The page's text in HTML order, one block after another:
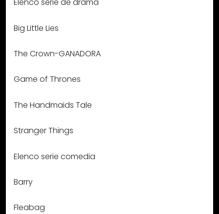
Elenco serie de drama
Big Little Lies
The Crown-GANADORA
Game of Thrones
The Handmaids Tale
Stranger Things
Elenco serie comedia
Barry
Fleabag